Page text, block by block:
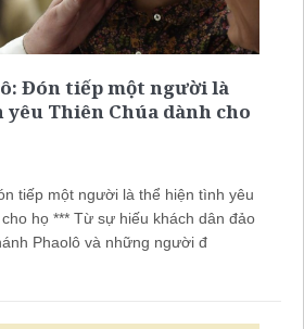
Đón tiếp một người là
Thiên Chúa dành cho
tiếp một người là thể hiện tình yêu
họ *** Từ sự hiếu khách dân đảo
Phaolô và những người đ